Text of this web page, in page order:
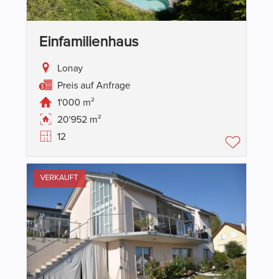
Einfamilienhaus
Lonay
Preis auf Anfrage
1'000 m²
20'952 m²
12
VERKAUFT